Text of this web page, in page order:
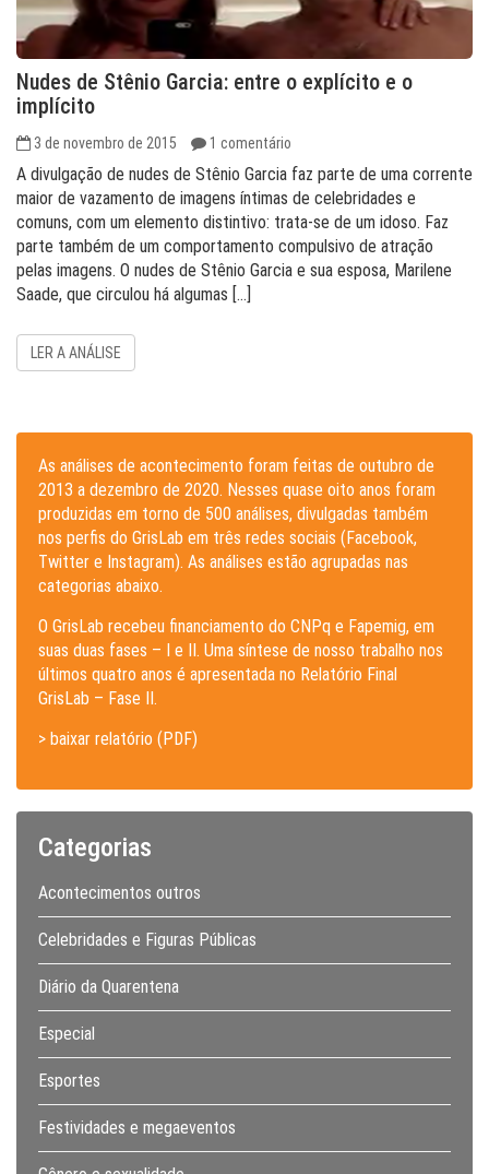
Nudes de Stênio Garcia: entre o explícito e o
implícito
3 de novembro de 2015 1 comentário
A divulgação de nudes de Stênio Garcia faz parte de uma corrente
maior de vazamento de imagens íntimas de celebridades e
comuns, com um elemento distintivo: trata-se de um idoso. Faz
parte também de um comportamento compulsivo de atração
pelas imagens. O nudes de Stênio Garcia e sua esposa, Marilene
Saade, que circulou há algumas […]
LER A ANÁLISE
As análises de acontecimento foram feitas de outubro de
2013 a dezembro de 2020. Nesses quase oito anos foram
produzidas em torno de 500 análises, divulgadas também
nos perfis do GrisLab em três redes sociais (Facebook,
Twitter e Instagram). As análises estão agrupadas nas
categorias abaixo.
O GrisLab recebeu financiamento do CNPq e Fapemig, em
suas duas fases – I e II. Uma síntese de nosso trabalho nos
últimos quatro anos é apresentada no Relatório Final
GrisLab – Fase II.
> baixar relatório (PDF)
Categorias
Acontecimentos outros
Celebridades e Figuras Públicas
Diário da Quarentena
Especial
Esportes
Festividades e megaeventos